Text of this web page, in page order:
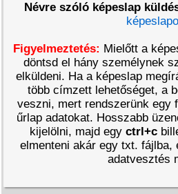
Névre szóló képeslap
Figyelmeztetés: Mielőtt a
döntsd el hány személynek
elküldeni. Ha a képeslap
több címzett lehetőséget, a
veszni, mert rendszerünk egy
űrlap adatokat. Hosszabb
kijelölni, majd egyctrl+c
elmenteni akár egy txt. fájlba,
adatvesztés